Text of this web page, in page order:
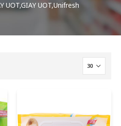
UOT,GIAY UOT,Unifresh